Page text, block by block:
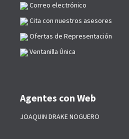
Correo electrónico
Cita con nuestros asesores
Ofertas de Representación
Ventanilla Única
Agentes con Web
JOAQUIN DRAKE NOGUERO